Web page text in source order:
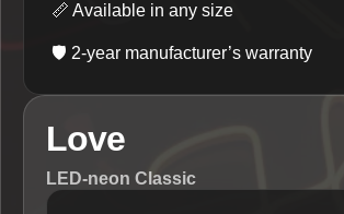
📏 Available in any size
🛡️ 2-year manufacturer’s warranty
Love
LED-neon Classic